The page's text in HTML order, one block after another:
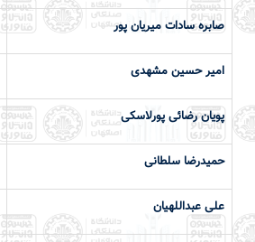
صابره سادات میریان پور
امیر حسین مشهدی
پویان رضائی پورلاسکی
حمیدرضا سلطانی
علی عبداللهیان